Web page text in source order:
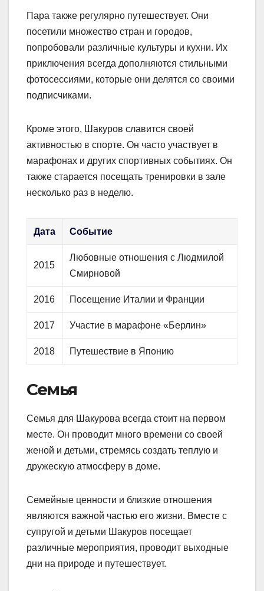
Пара также регулярно путешествует. Они
посетили множество стран и городов,
попробовали различные культуры и кухни. Их
приключения всегда дополняются стильными
фотосессиями, которые они делятся со своими
подписчиками.
Кроме этого, Шакуров славится своей
активностью в спорте. Он часто участвует в
марафонах и других спортивных событиях. Он
также старается посещать тренировки в зале
несколько раз в неделю.
Дата Событие
2015
Любовные отношения с Людмилой
Смирновой
2016 Посещение Италии и Франции
2017 Участие в марафоне «Берлин»
2018 Путешествие в Японию
Семья
Семья для Шакурова всегда стоит на первом
месте. Он проводит много времени со своей
женой и детьми, стремясь создать теплую и
дружескую атмосферу в доме.
Семейные ценности и близкие отношения
являются важной частью его жизни. Вместе с
супругой и детьми Шакуров посещает
различные мероприятия, проводит выходные
дни на природе и путешествует.